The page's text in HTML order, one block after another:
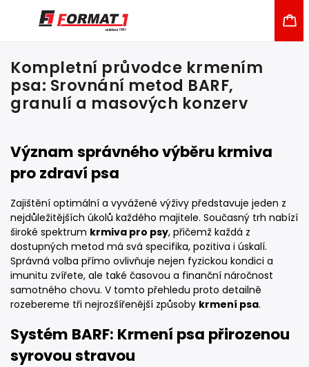
Kompletní průvodce krmením
psa: Srovnání metod BARF,
granulí a masových konzerv
Význam správného výběru krmiva
pro zdraví psa
Zajištění optimální a vyvážené výživy představuje jeden z
nejdůležitějších úkolů každého majitele. Současný trh nabízí
široké spektrum krmiva pro psy, přičemž každá z
dostupných metod má svá specifika, pozitiva i úskalí.
Správná volba přímo ovlivňuje nejen fyzickou kondici a
imunitu zvířete, ale také časovou a finanční náročnost
samotného chovu. V tomto přehledu proto detailně
rozebereme tři nejrozšířenější způsoby krmení psa.
Systém BARF: Krmení psa přirozenou
syrovou stravou